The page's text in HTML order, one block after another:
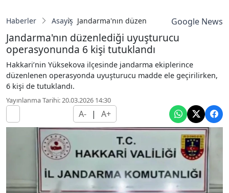
Haberler Asayiş Jandarma'nın düzenlediği uyuşturucu
Google News
Jandarma'nın düzenlediği uyuşturucu
operasyonunda 6 kişi tutuklandı
Hakkari’nin Yüksekova ilçesinde jandarma ekiplerince
düzenlenen operasyonda uyuşturucu madde ele geçirilirken,
6 kişi de tutuklandı.
Yayınlanma Tarihi: 20.03.2026 14:30
A- | A+